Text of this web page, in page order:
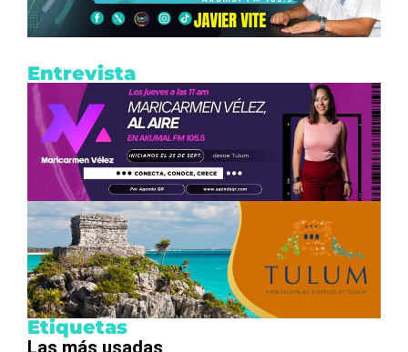
Entrevista
Etiquetas
Las más usadas